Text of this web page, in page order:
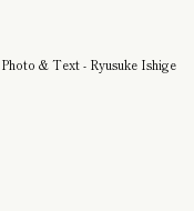
& Text - Ryusuke Ishige